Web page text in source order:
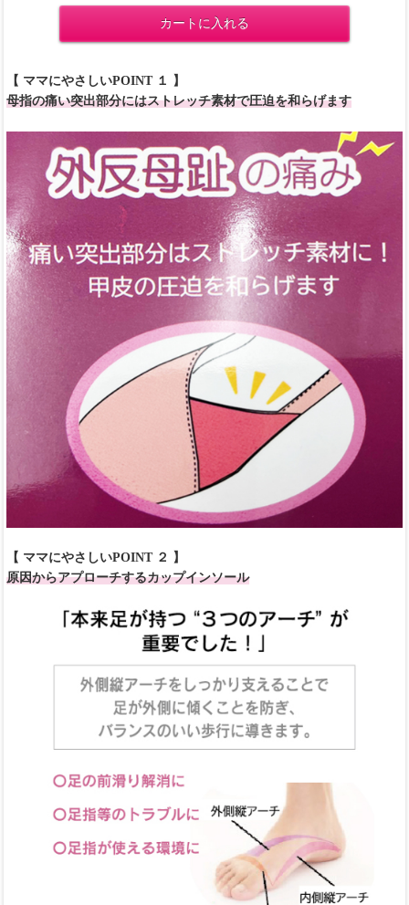
カートに入れる
【 ママにやさしいPOINT １ 】
母指の痛い突出部分にはストレッチ素材で圧迫を和らげます
【 ママにやさしいPOINT ２ 】
原因からアプローチするカップインソール